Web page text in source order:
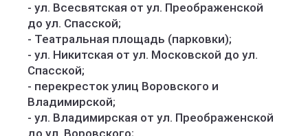
- ул. Всесвятская от ул. Преображенской
до ул. Спасской;
- Театральная площадь (парковки);
- ул. Никитская от ул. Московской до ул.
Спасской;
- перекресток улиц Воровского и
Владимирской;
- ул. Владимирская от ул. Преображенской
до ул. Воровского;